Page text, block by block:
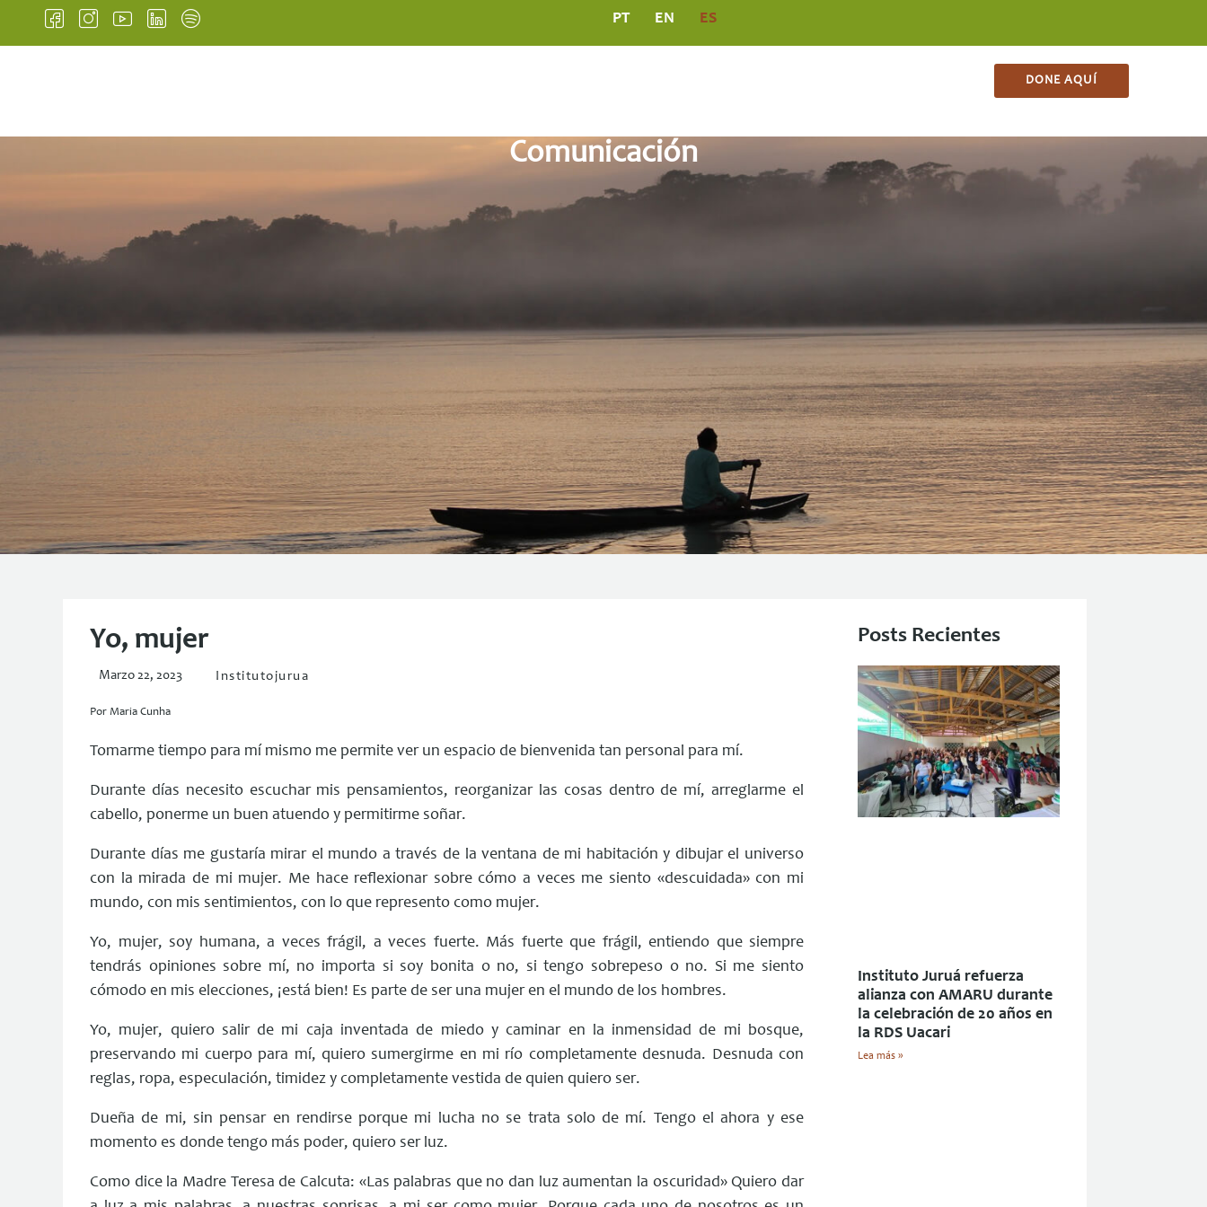
PT EN ES
DONE AQUÍ
Comunicación
Yo, mujer
Marzo 22, 2023 Institutojurua
Por Maria Cunha
Tomarme tiempo para mí mismo me permite ver un espacio de bienvenida tan personal para mí.
Durante días necesito escuchar mis pensamientos, reorganizar las cosas dentro de mí, arreglarme el
cabello, ponerme un buen atuendo y permitirme soñar.
Durante días me gustaría mirar el mundo a través de la ventana de mi habitación y dibujar el universo
con la mirada de mi mujer. Me hace reflexionar sobre cómo a veces me siento «descuidada» con mi
mundo, con mis sentimientos, con lo que represento como mujer.
Yo, mujer, soy humana, a veces frágil, a veces fuerte. Más fuerte que frágil, entiendo que siempre
tendrás opiniones sobre mí, no importa si soy bonita o no, si tengo sobrepeso o no. Si me siento
cómodo en mis elecciones, ¡está bien! Es parte de ser una mujer en el mundo de los hombres.
Yo, mujer, quiero salir de mi caja inventada de miedo y caminar en la inmensidad de mi bosque,
preservando mi cuerpo para mí, quiero sumergirme en mi río completamente desnuda. Desnuda con
reglas, ropa, especulación, timidez y completamente vestida de quien quiero ser.
Dueña de mi, sin pensar en rendirse porque mi lucha no se trata solo de mí. Tengo el ahora y ese
momento es donde tengo más poder, quiero ser luz.
Como dice la Madre Teresa de Calcuta: «Las palabras que no dan luz aumentan la oscuridad» Quiero dar
Posts Recientes
Instituto Juruá refuerza
alianza con AMARU durante
la celebración de 20 años en
la RDS Uacari
Lea más »